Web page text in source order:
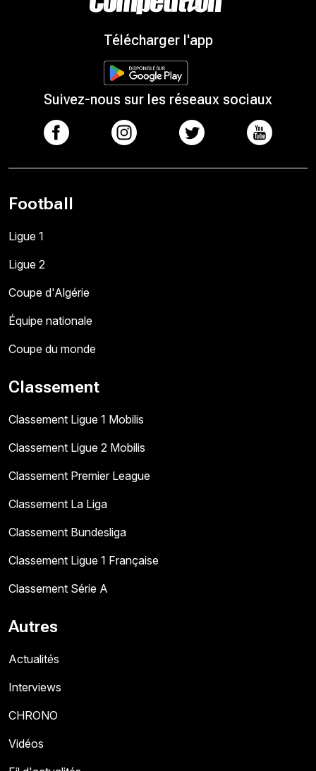
Télécharger l'app
Suivez-nous sur les réseaux sociaux
Football
Ligue 1
Ligue 2
Coupe d'Algérie
Équipe nationale
Coupe du monde
Classement
Classement Ligue 1 Mobilis
Classement Ligue 2 Mobilis
Classement Premier League
Classement La Liga
Classement Bundesliga
Classement Ligue 1 Française
Classement Série A
Autres
Actualités
Interviews
CHRONO
Vidéos